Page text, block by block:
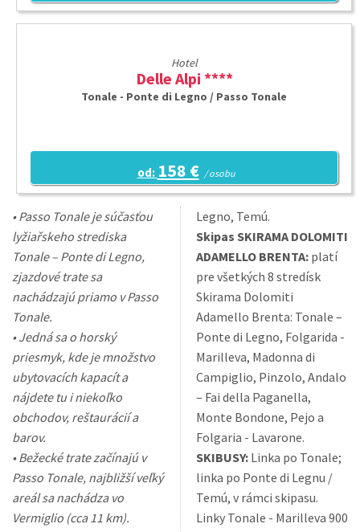
Hotel
Delle Alpi ****
Tonale - Ponte di Legno / Passo Tonale
od: 158 € / osobu
• Passo Tonale je súčasťou
lyžiařskeho strediska
Tonale – Ponte di Legno,
zjazdové trate sa
nachádzajú priamo v Passo
Tonale.
• Jedná sa o horský
priesmyk, kde je množstvo
ubytovacích kapacít a
nájdete tu i niekoľko
obchodov, reštaurácií a
barov.
• Bežecké trate začínajú v
Passo Tonale, najbližší veľký
areál sa nachádza vo
Vermiglio (cca 11 km).
Legno, Temú.
Skipas SKIRAMA DOLOMITI
ADAMELLO BRENTA: platí
pre všetkých 8 stredísk
Skirama Dolomiti
Adamello Brenta: Tonale –
Ponte di Legno, Folgarida -
Marilleva, Madonna di
Campiglio, Pinzolo, Andalo
– Fai della Paganella,
Monte Bondone, Pejo a
Folgaria - Lavarone.
SKIBUSY: Linka po Tonale;
linka po Ponte di Legnu /
Temú, v rámci skipasu.
Linky Tonale - Marilleva 900